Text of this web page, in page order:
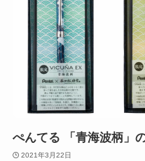
ぺんてる 「青海波柄」
2021年3月22日